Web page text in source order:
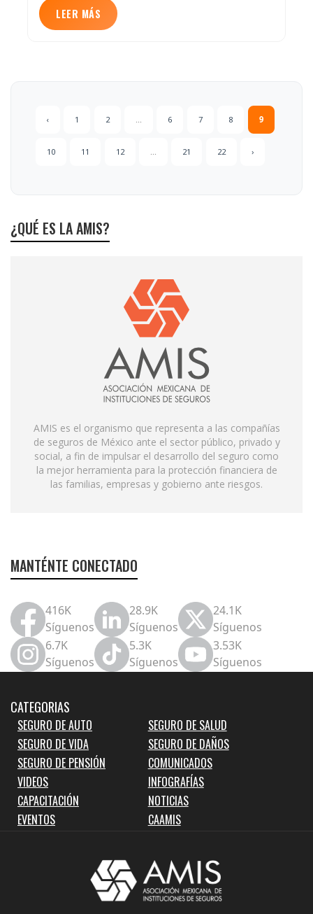
LEER MÁS
‹ 1 2 ... 6 7 8 9
10 11 12 21 22 ›
¿QUÉ ES LA AMIS?
AMIS es el organismo que representa a las compañías
de seguros de México ante el sector público, privado y
social, a fin de impulsar el desarrollo del seguro como
la mejor herramienta para la protección financiera de
las familias, empresas y gobierno ante riesgos.
MANTÉNTE CONECTADO
416K
Síguenos
28.9K
Síguenos
24.1K
Síguenos
6.7K
Síguenos
5.3K
Síguenos
3.53K
Síguenos
CATEGORIAS
SEGURO DE AUTO
SEGURO DE SALUD
SEGURO DE VIDA
SEGURO DE DAÑOS
SEGURO DE PENSIÓN
COMUNICADOS
VIDEOS
INFOGRAFÍAS
CAPACITACIÓN
NOTICIAS
EVENTOS
CAAMIS